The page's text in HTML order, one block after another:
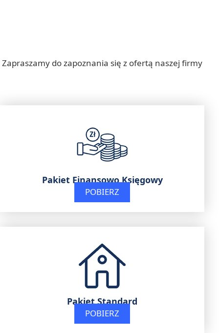
Zapraszamy do zapoznania się z ofertą naszej firmy
Pakiet Finansowo Księgowy
POBIERZ
Pakiet Standard
POBIERZ